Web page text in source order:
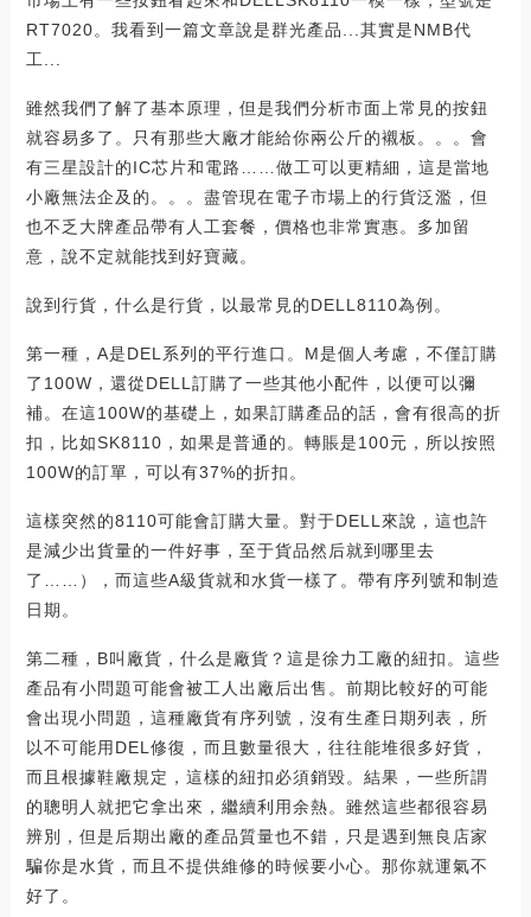
RT7020。我看到一篇文章說是群光產品...其實是NMB代
工...
雖然我們了解了基本原理，但是我們分析市面上常見的按鈕
就容易多了。只有那些大廠才能給你兩公斤的襯板。。。會
有三星設計的IC芯片和電路……做工可以更精細，這是當地
小廠無法企及的。。。盡管現在電子市場上的行貨泛濫，但
也不乏大牌產品帶有人工套餐，價格也非常實惠。多加留
意，說不定就能找到好寶藏。
說到行貨，什么是行貨，以最常見的DELL8110為例。
第一種，A是DEL系列的平行進口。M是個人考慮，不僅訂購
了100W，還從DELL訂購了一些其他小配件，以便可以彌
補。在這100W的基礎上，如果訂購產品的話，會有很高的折
扣，比如SK8110，如果是普通的。轉賬是100元，所以按照
100W的訂單，可以有37%的折扣。
這樣突然的8110可能會訂購大量。對于DELL來說，這也許
是減少出貨量的一件好事，至于貨品然后就到哪里去
了……），而這些A級貨就和水貨一樣了。帶有序列號和制造
日期。
第二種，B叫廠貨，什么是廠貨？這是徐力工廠的紐扣。這些
產品有小問題可能會被工人出廠后出售。前期比較好的可能
會出現小問題，這種廠貨有序列號，沒有生產日期列表，所
以不可能用DEL修復，而且數量很大，往往能堆很多好貨，
而且根據鞋廠規定，這樣的紐扣必須銷毀。結果，一些所謂
的聰明人就把它拿出來，繼續利用余熱。雖然這些都很容易
辨別，但是后期出廠的產品質量也不錯，只是遇到無良店家
騙你是水貨，而且不提供維修的時候要小心。那你就運氣不
好了。